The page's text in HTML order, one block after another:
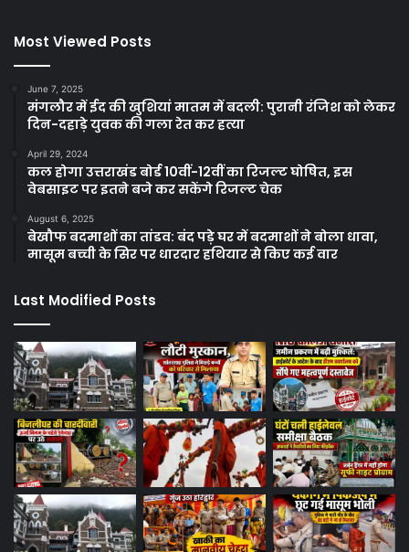
Most Viewed Posts
June 7, 2025
मंगलौर में ईद की खुशियां मातम में बदली: पुरानी रंजिश को लेकर
दिन-दहाड़े युवक की गला रेत कर हत्या
April 29, 2024
कल होगा उत्तराखंड बोर्ड 10वीं-12वीं का रिजल्ट घोषित, इस
वेबसाइट पर इतने बजे कर सकेंगे रिजल्ट चेक
August 6, 2025
बेखौफ बदमाशों का तांडव: बंद पड़े घर में बदमाशों ने बोला धावा,
मासूम बच्ची के सिर पर धारदार हथियार से किए कई वार
Last Modified Posts